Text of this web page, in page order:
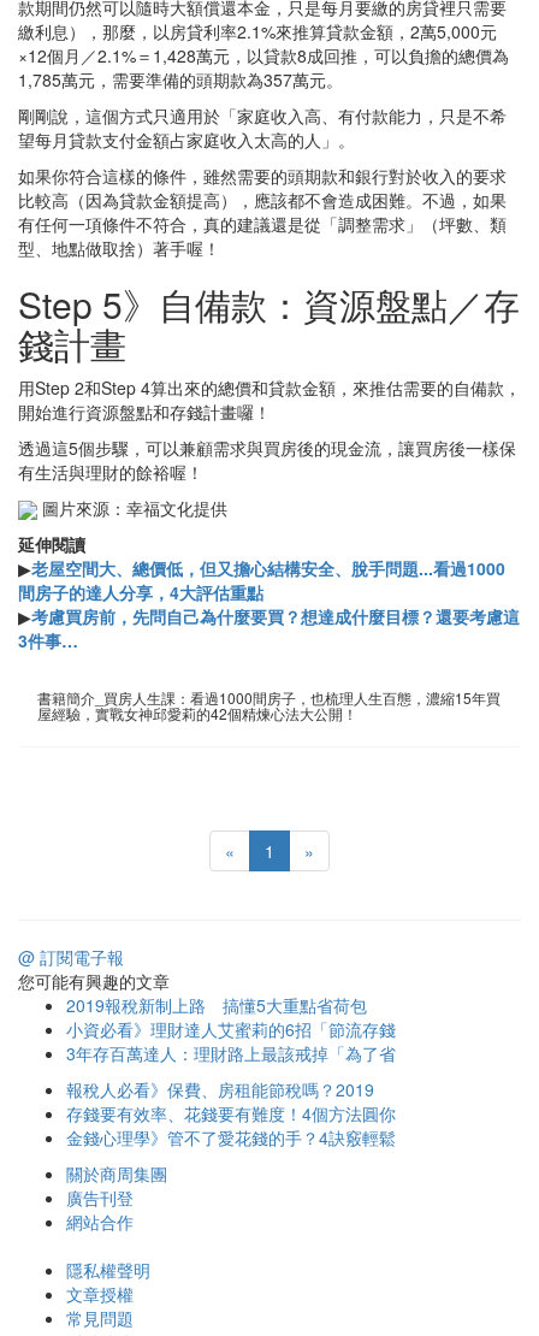
款期間仍然可以隨時大額償還本金，只是每月要繳的房貸裡只需要
繳利息），那麼，以房貸利率2.1%來推算貸款金額，2萬5,000元
×12個月／2.1%＝1,428萬元，以貸款8成回推，可以負擔的總價為
1,785萬元，需要準備的頭期款為357萬元。
剛剛說，這個方式只適用於「家庭收入高、有付款能力，只是不希
望每月貸款支付金額占家庭收入太高的人」。
如果你符合這樣的條件，雖然需要的頭期款和銀行對於收入的要求
比較高（因為貸款金額提高），應該都不會造成困難。不過，如果
有任何一項條件不符合，真的建議還是從「調整需求」（坪數、類
型、地點做取捨）著手喔！
Step 5》自備款：資源盤點／存
錢計畫
用Step 2和Step 4算出來的總價和貸款金額，來推估需要的自備款，
開始進行資源盤點和存錢計畫囉！
透過這5個步驟，可以兼顧需求與買房後的現金流，讓買房後一樣保
有生活與理財的餘裕喔！
圖片來源：幸福文化提供
延伸閱讀
▶老屋空間大、總價低，但又擔心結構安全、脫手問題...看過1000
間房子的達人分享，4大評估重點
▶考慮買房前，先問自己為什麼要買？想達成什麼目標？還要考慮這
3件事…
書籍簡介_買房人生課：看過1000間房子，也梳理人生百態，濃縮15年買
屋經驗，實戰女神邱愛莉的42個精煉心法大公開！
« 1 »
@ 訂閱電子報
您可能有興趣的文章
2019報稅新制上路 搞懂5大重點省荷包
小資必看》理財達人艾蜜莉的6招「節流存錢
3年存百萬達人：理財路上最該戒掉「為了省
報稅人必看》保費、房租能節稅嗎？2019
存錢要有效率、花錢要有難度！4個方法圓你
金錢心理學》管不了愛花錢的手？4訣竅輕鬆
關於商周集團
廣告刊登
網站合作
隱私權聲明
文章授權
常見問題